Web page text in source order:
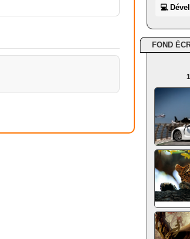
💻
FOND